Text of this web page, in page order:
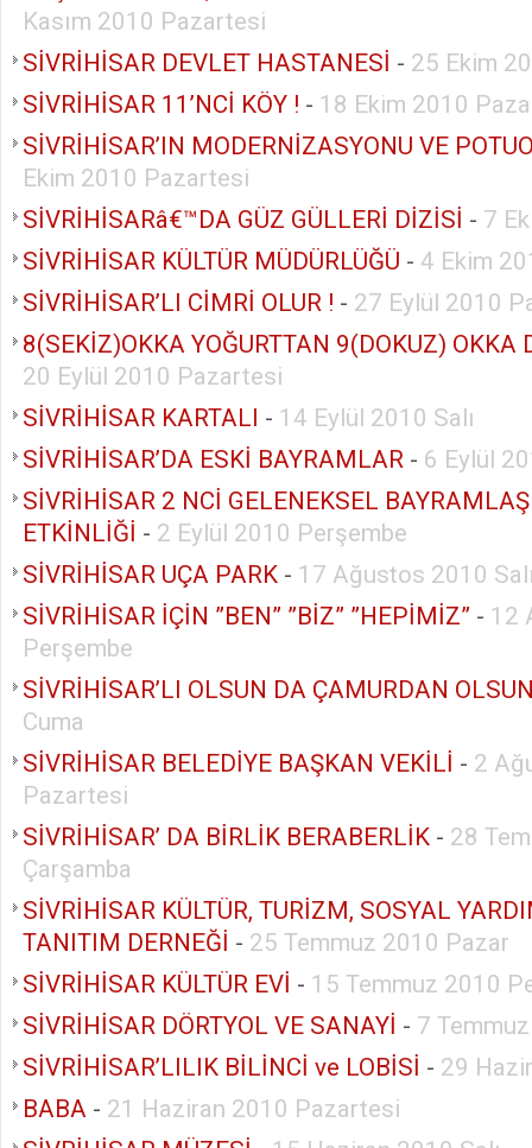
Kasım 2010 Pazartesi
SİVRİHİSAR DEVLET HASTANESİ - 25 Ekim
SİVRİHİSAR 11’NCİ KÖY ! - 18 Ekim 2010
SİVRİHİSAR’IN MODERNİZASYONU VE
Ekim 2010 Pazartesi
SİVRİHİSARâ€™DA GÜZ GÜLLERİ DİZİSİ - 7
SİVRİHİSAR KÜLTÜR MÜDÜRLÜĞÜ - 4 Ekim
SİVRİHİSAR’LI CİMRİ OLUR ! - 27 Eylül 2010
8(SEKİZ)OKKA YOĞURTTAN 9(DOKUZ) OKKA
20 Eylül 2010 Pazartesi
SİVRİHİSAR KARTALI - 14 Eylül 2010 Salı
SİVRİHİSAR’DA ESKİ BAYRAMLAR - 6 Eylül
SİVRİHİSAR 2 NCİ GELENEKSEL
ETKİNLİĞİ - 2 Eylül 2010 Perşembe
SİVRİHİSAR UÇA PARK - 17 Ağustos 2010
SİVRİHİSAR İÇİN ”BEN” ”BİZ” ”HEPİMİZ” - 12
Perşembe
SİVRİHİSAR’LI OLSUN DA ÇAMURDAN
Cuma
SİVRİHİSAR BELEDİYE BAŞKAN VEKİLİ - 2
Pazartesi
SİVRİHİSAR’ DA BİRLİK BERABERLİK - 28
Çarşamba
SİVRİHİSAR KÜLTÜR, TURİZM, SOSYAL
TANITIM DERNEĞİ - 25 Temmuz 2010 Pazar
SİVRİHİSAR KÜLTÜR EVİ - 15 Temmuz 2010
SİVRİHİSAR DÖRTYOL VE SANAYİ - 7
SİVRİHİSAR’LILIK BİLİNCİ ve LOBİSİ - 29
BABA - 21 Haziran 2010 Pazartesi